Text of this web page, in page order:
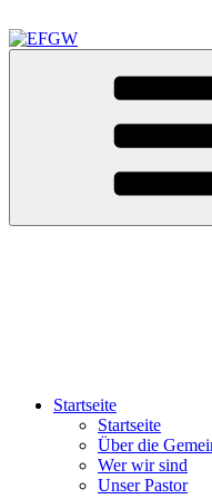
Inhalt
springen
Evangelisch Freikirchliche
Startseite
Startseite
Über die
Wer wir sind
Unser Pastor